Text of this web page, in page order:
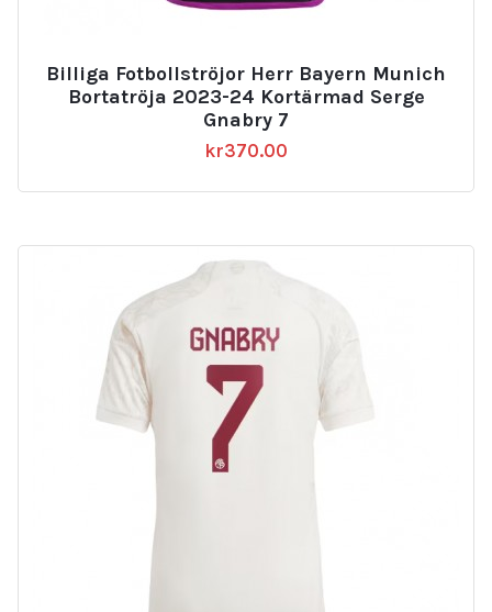
Billiga Fotbollströjor Herr Bayern Munich
Bortatröja 2023-24 Kortärmad Serge
Gnabry 7
kr370.00